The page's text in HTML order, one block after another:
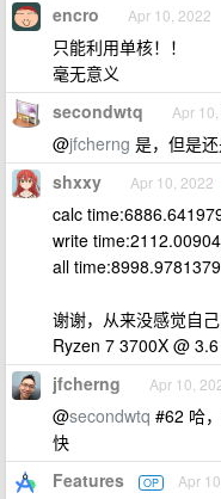
encro Apr 10, 2022
只能利用单核！！
毫无意义
secondwtq Apr
@jfcherng 是，但是
shxxy Apr 10, 2022
calc
write
all
谢谢，从来没感觉自
Ryzen 7 3700X @
jfcherng Apr 10,
@secondwtq #62 哈
快
Features OP Apr